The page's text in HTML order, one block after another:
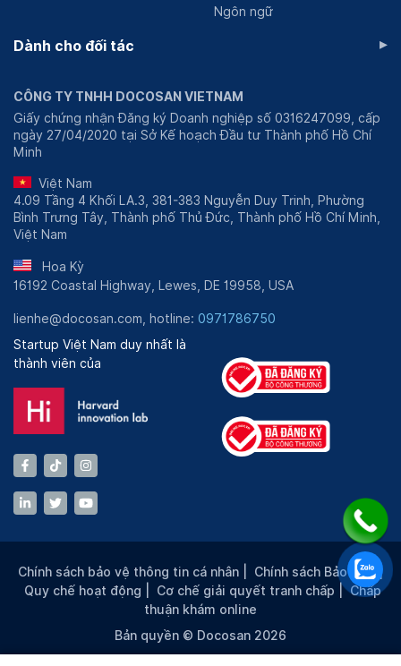
Ngôn ngữ
Dành cho đối tác ▸
CÔNG TY TNHH DOCOSAN VIETNAM
Giấy chứng nhận Đăng ký Doanh nghiệp số 0316247099, cấp
ngày 27/04/2020 tại Sở Kế hoạch Đầu tư Thành phố Hồ Chí
Minh
Việt Nam
4.09 Tầng 4 Khối LA.3, 381-383 Nguyễn Duy Trinh, Phường
Bình Trưng Tây, Thành phố Thủ Đức, Thành phố Hồ Chí Minh,
Việt Nam
Hoa Kỳ
16192 Coastal Highway, Lewes, DE 19958, USA
lienhe@docosan.com, hotline: 0971786750
Startup Việt Nam duy nhất là
thành viên của
Chính sách bảo vệ thông tin cá nhân Chính sách Bảo mật |
Quy chế hoạt động
Cơ chế giải quyết tranh chấp |Chấp
thuận khám online
Bản quyền © Docosan 2026